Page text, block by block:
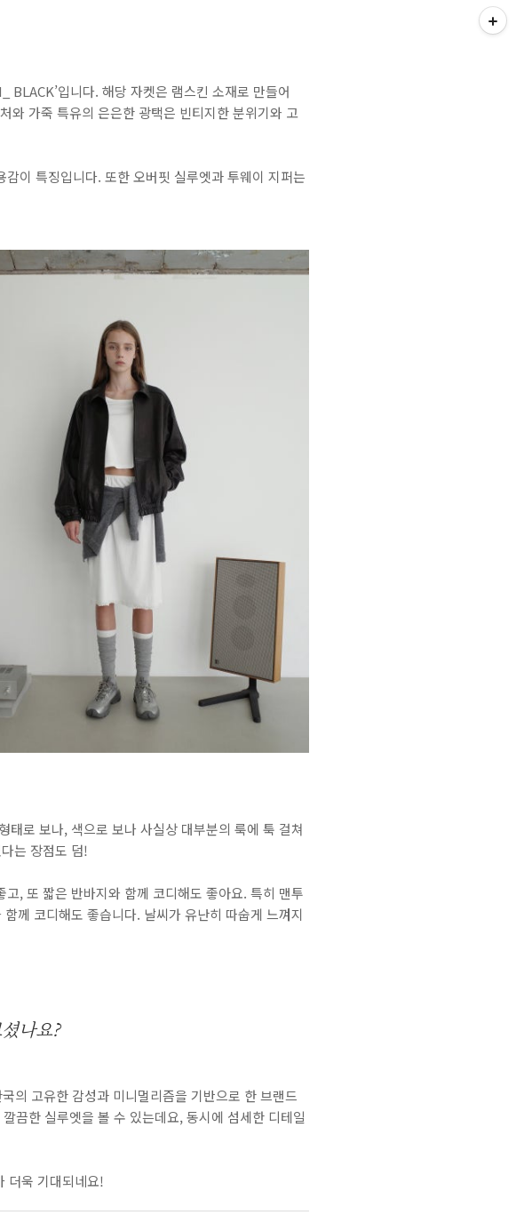
입니다. 해당 자켓은 램스킨 소재로 만들어
와 가죽 특유의 은은한 광택은 빈티지한 분위기와 고
이 특징입니다. 또한 오버핏 실루엣과 투웨이 지퍼는
로 보나, 색으로 보나 사실상 대부분의 룩에 툭 걸쳐
는 장점도 덤!
, 또 짧은 반바지와 함께 코디해도 좋아요. 특히 맨투
께 코디해도 좋습니다. 날씨가 유난히 따숩게 느껴지
나요?
의 고유한 감성과 미니멀리즘을 기반으로 한 브랜드
끔한 실루엣을 볼 수 있는데요, 동시에 섬세한 디테일
더욱 기대되네요!